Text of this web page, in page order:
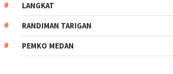
LANGKAT
RANDIMAN TARIGAN
PEMKO MEDAN